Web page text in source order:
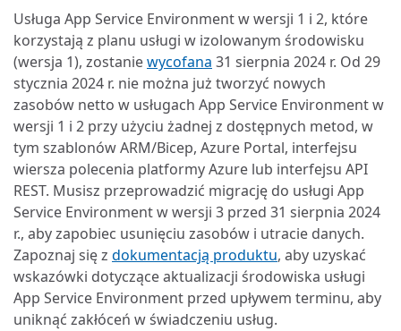
Usługa App Service Environment w wersji 1 i 2, które
korzystają z planu usługi w izolowanym środowisku
(wersja 1), zostaniewycofana 31 sierpnia 2024 r. Od 29
stycznia 2024 r. nie można już tworzyć nowych
zasobów netto w usługach App Service Environment w
wersji 1 i 2 przy użyciu żadnej z dostępnych metod, w
tym szablonów ARM/Bicep, Azure Portal, interfejsu
wiersza polecenia platformy Azure lub interfejsu API
REST. Musisz przeprowadzić migrację do usługi App
Service Environment w wersji 3 przed 31 sierpnia 2024
r., aby zapobiec usunięciu zasobów i utracie danych.
Zapoznaj się z dokumentacją produktu, aby uzyskać
wskazówki dotyczące aktualizacji środowiska usługi
App Service Environment przed upływem terminu, aby
uniknąć zakłóceń w świadczeniu usług.